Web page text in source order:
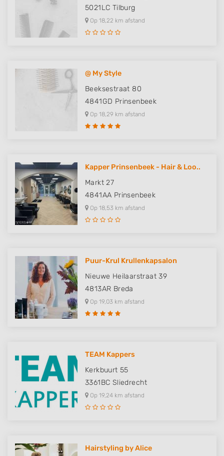
5021LC Tilburg
Op 18,22 km afstand
@ My Style
Beeksestraat 80
4841GD Prinsenbeek
Op 18,29 km afstand
Kapper Prinsenbeek - Hair & Loo..
Markt 27
4841AA Prinsenbeek
Op 18,53 km afstand
Puur-Krul Krullenkapsalon
Nieuwe Heilaarstraat 39
4813AR Breda
Op 19,03 km afstand
TEAM Kappers
Kerkbuurt 55
3361BC Sliedrecht
Op 19,24 km afstand
Hairstyling by Alice